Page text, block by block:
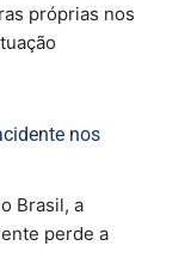
próprias nos
nos
Brasil, a
perde a